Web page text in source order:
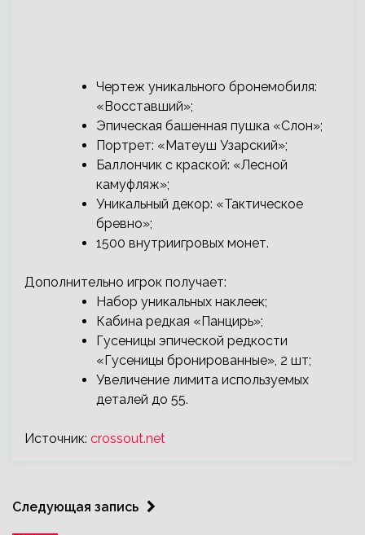
Чертеж уникального бронемобиля:
«Восставший»;
Эпическая башенная пушка «Слон»;
Портрет: «Матеуш Узарский»;
Баллончик с краской: «Лесной
камуфляж»;
Уникальный декор: «Тактическое
бревно»;
1500 внутриигровых монет.
Дополнительно игрок получает:
Набор уникальных наклеек;
Кабина редкая «Панцирь»;
Гусеницы эпической редкости
«Гусеницы бронированные», 2 шт;
Увеличение лимита используемых
деталей до 55.
Источник: crossout.net
Следующая запись